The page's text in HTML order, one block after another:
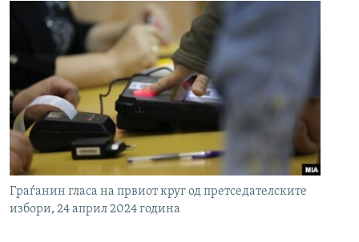
ПОДКАСТ ЗОШТО?
СЛЕДЕТЕ НЕ
РСЕ веб страници
Граѓанин гласа на првиот круг од претседателските
избори, 24 април 2024 година